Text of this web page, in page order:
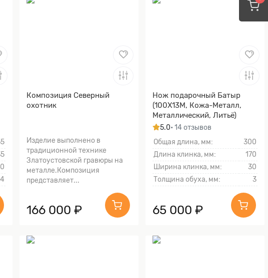
Композиция Северный
охотник
Изделие выполнено в
традиционной технике
Златоустовской гравюры на
металле.Композиция
представляет...
166 000 ₽
Нож подарочный Батыр
(100Х13М, Кожа-Металл,
Металлический, Литьё)
5.0• 14 отзывов
Общая длина, мм:
300
Длина клинка, мм:
170
Ширина клинка, мм:
30
Толщина обуха, мм:
3
65 000 ₽